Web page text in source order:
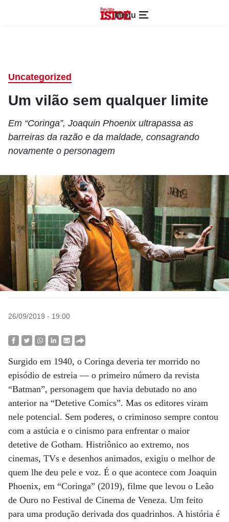
Menu
Uncategorized
Um vilão sem qualquer limite
Em “Coringa”, Joaquin Phoenix ultrapassa as
barreiras da razão e da maldade, consagrando
novamente o personagem
26/09/2019 - 19:00
Surgido em 1940, o Coringa deveria ter morrido no
episódio de estreia — o primeiro número da revista
“Batman”, personagem que havia debutado no ano
anterior na “Detetive Comics”. Mas os editores viram
nele potencial. Sem poderes, o criminoso sempre contou
com a astúcia e o cinismo para enfrentar o maior
detetive de Gotham. Histriônico ao extremo, nos
cinemas, TVs e desenhos animados, exigiu o melhor de
quem lhe deu pele e voz. É o que acontece com Joaquin
Phoenix, em “Coringa” (2019), filme que levou o Leão
de Ouro no Festival de Cinema de Veneza. Um feito
para uma produção derivada dos quadrinhos. A história é